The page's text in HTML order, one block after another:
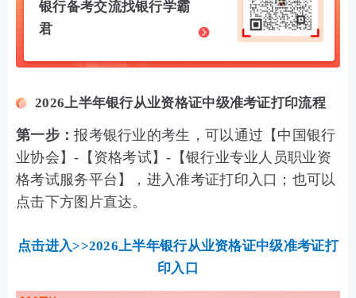
银行备考交流找银行学霸
君
2026上半年银行从业资格证中级准考证打印流程
第一步：报考银行业的考生， 可以通过【中国银行
业协会】-【资格考试】- 【银行业专业人员职业资
格考试服务平台】， 进入准考证打印入口；也可以
点击下方图片直达。
点击进入>>2026上半年银行从业资格证中级准考证打
印入口